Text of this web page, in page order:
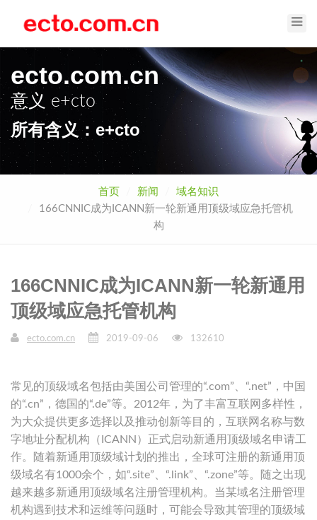
ecto.com.cn
意义e+cto
所有含义：e+cto
首页 新闻
域名知识
166CNNIC成为ICANN新一轮新通用顶级域应急托管机
构
166CNNIC成为ICANN新一轮新通用
顶级域应急托管机构
ecto.com.cn 2019-09-06 132610
常见的顶级域名包括由美国公司管理的“.com”、“.net”，中国
的“.cn”，德国的“.de”等。2012年，为了丰富互联网多样性，
为大众提供更多选择以及推动创新等目的，互联网名称与数
字地址分配机构（ICANN）正式启动新通用顶级域名申请工
作。随着新通用顶级域计划的推出，全球可注册的新通用顶
级域名有1000余个，如“.site”、“.link”、“.zone”等。随之出现
越来越多新通用顶级域名注册管理机构。当某域名注册管理
机构遇到技术和运维等问题时，可能会导致其管理的顶级域